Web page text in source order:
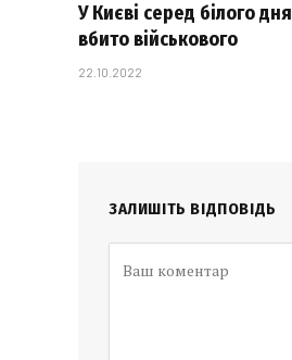
У Києві серед білого дня
вбито військового
22.10.2022
ЗАЛИШІТЬ ВІДПОВІДЬ